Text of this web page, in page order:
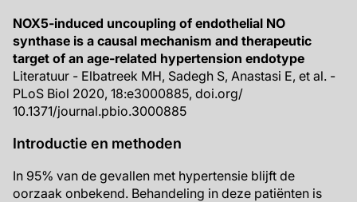
NOX5-induced uncoupling of endothelial NO
synthase is a causal mechanism and therapeutic
target of an age-related hypertension endotype
Literatuur - Elbatreek MH, Sadegh S, Anastasi E, et al. -
PLoS Biol 2020, 18:e3000885, doi.org/
10.1371/journal.pbio.3000885
Introductie en methoden
In 95% van de gevallen met hypertensie blijft de
oorzaak onbekend. Behandeling in deze patiënten is